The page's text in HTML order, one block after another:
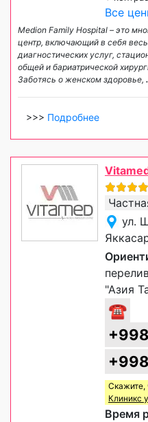
Все
Medion Family Hospital – это
центр, включающий в себя
диагностических услуг,
общей и бариатрической
Заботясь о женском здоровье,
>>> Подробнее
ул.
"Азия
☎
Скажите,
Клиникс
Время